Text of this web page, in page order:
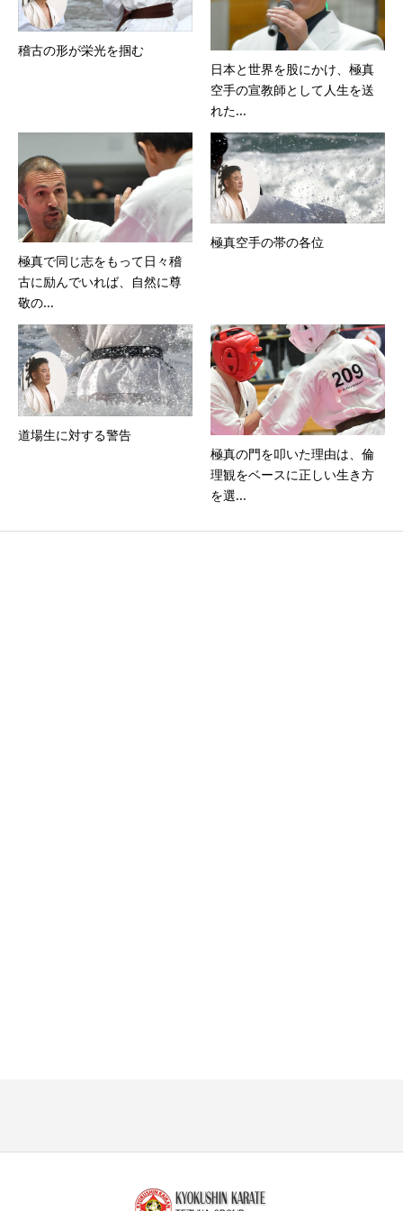
稽古の形が栄光を掴む
日本と世界を股にかけ、極真
空手の宣教師として人生を送
れた...
極真で同じ志をもって日々稽
古に励んでいれば、自然に尊
敬の...
極真空手の帯の各位
道場生に対する警告
極真の門を叩いた理由は、倫
理観をベースに正しい生き方
を選...